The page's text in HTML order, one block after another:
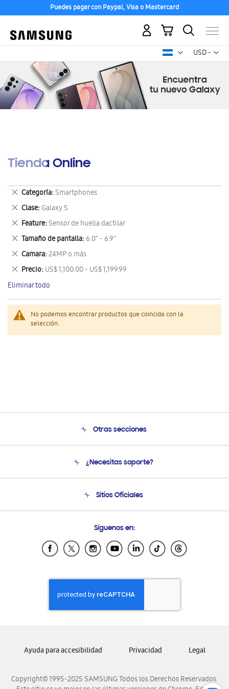
Puedes pagar con Paypal, Visa o Mastercard
USD -
dólar
Mi carrito
Tienda Online
No podemos encontrar productos que coincida con la
selección.
Categoría Smartphones
Eliminar
este
artículo
Clase Galaxy S
Eliminar
este
artículo
Feature Sensor de huella dactilar
Eliminar
este
artículo
Tamaño de pantalla 6.0" - 6.9"
Eliminar
este
artículo
Camara 24MP o más
Eliminar
este
artículo
Precio US$ 1,100.00 - US$ 1,199.99
Eliminar
este
artículo
Eliminar todo
Otras secciones
Soporte
¿Necesitas soporte?
Soporte vía eMail
Sitios Oficiales
Samsung Ecuador
Samsung El Salvador
Samsung Honduras
Samsung Nicaragua
Samsung Panamá
Samsung Venezuela
Síguenos en:
Copyright© 1995-2025 SAMSUNG Todos los Derechos Reservados.
Ayuda para accesibilidad Privacidad Legal